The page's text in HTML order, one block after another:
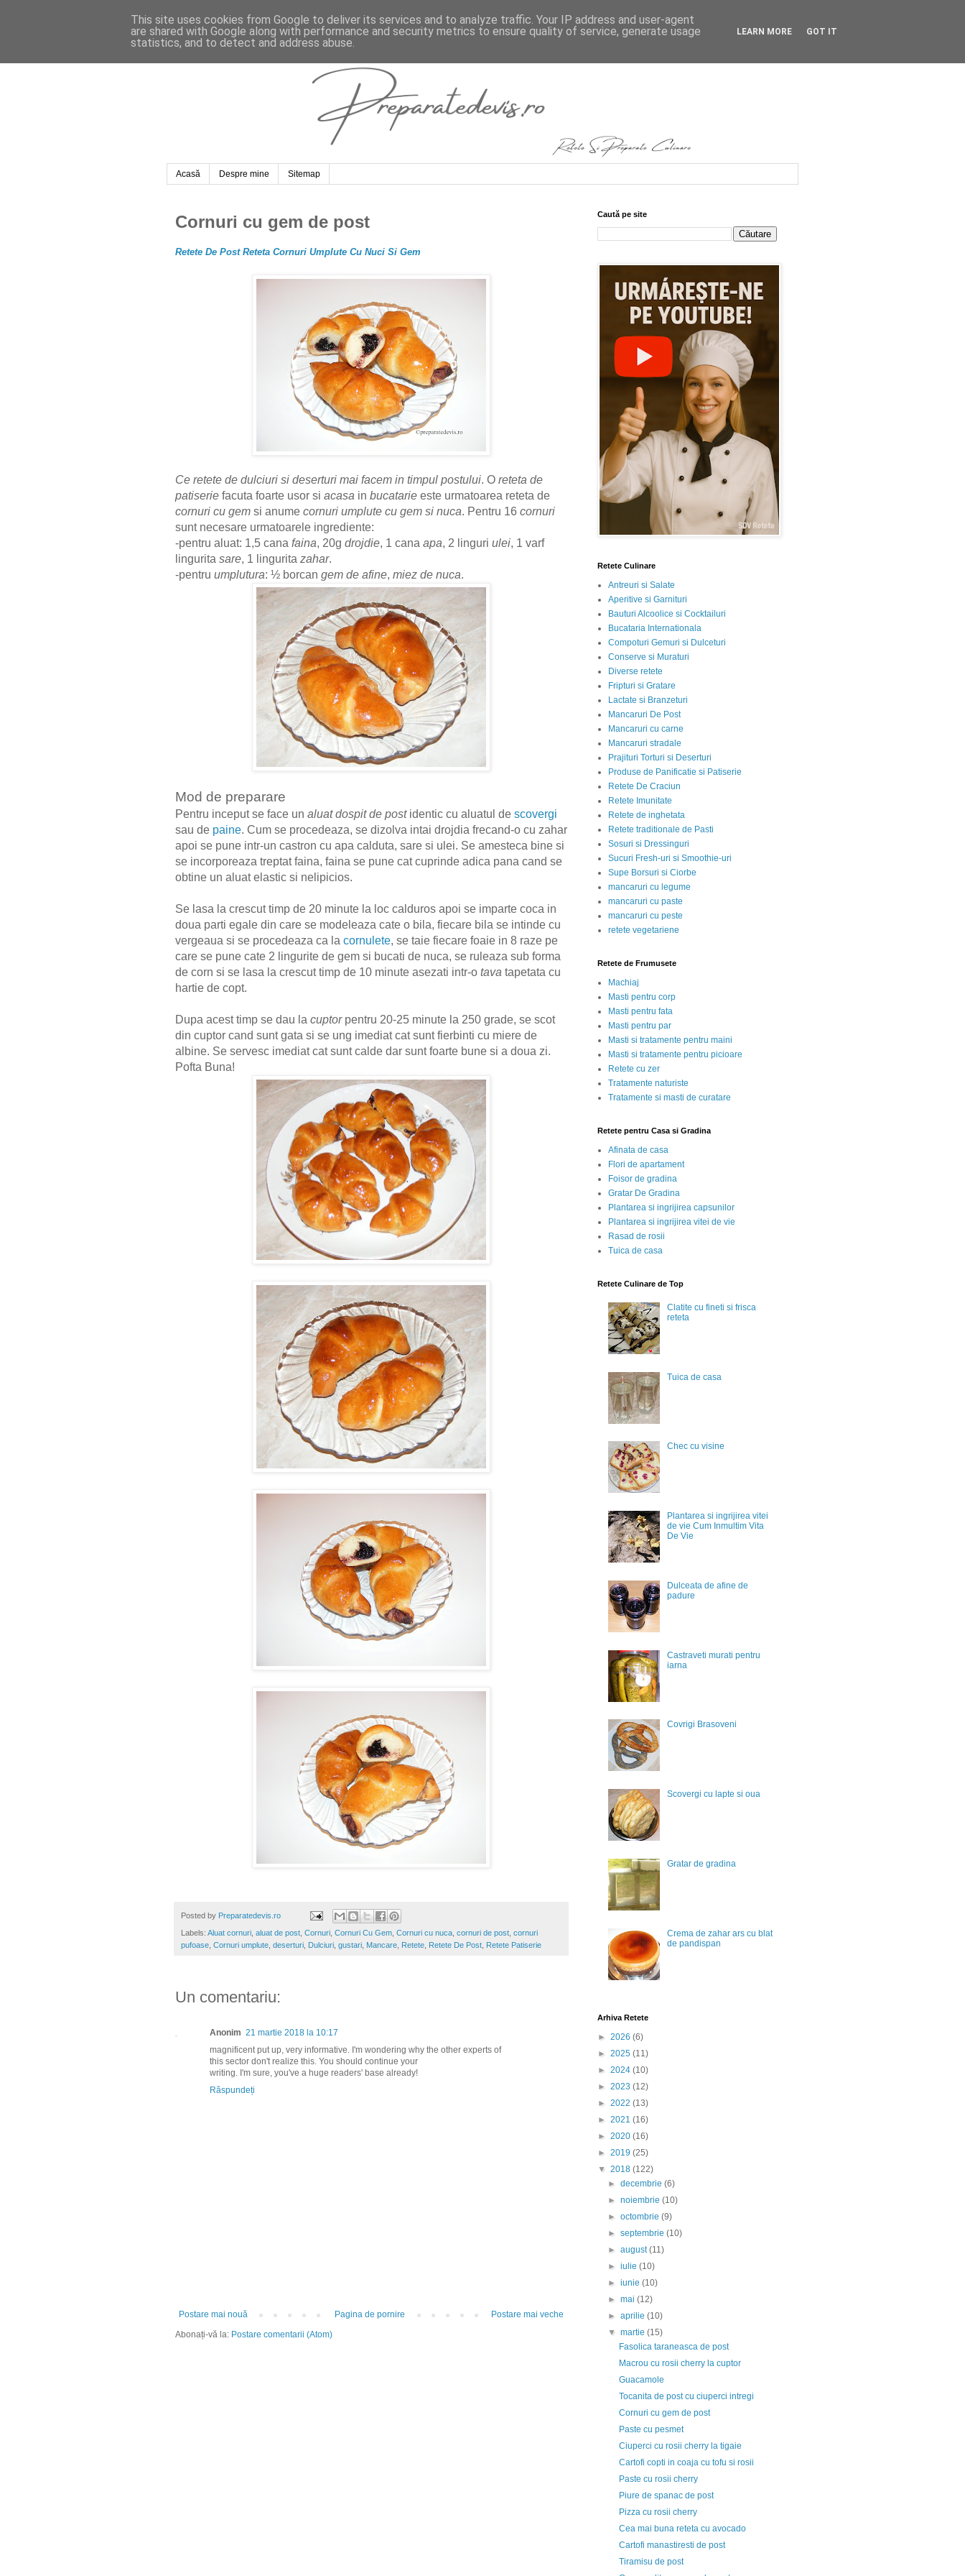
Acasă Despre mine Sitemap
Cornuri cu gem de post
Retete De Post Reteta Cornuri Umplute Cu Nuci Si Gem
Ce retete de dulciuri si deserturi mai facem in timpul postului. O reteta de
patiserie facuta foarte usor si acasa in bucatarie este urmatoarea reteta de
cornuri cu gem si anume cornuri umplute cu gem si nuca. Pentru 16 cornuri
sunt necesare urmatoarele ingrediente:
-pentru aluat: 1,5 cana faina, 20g drojdie, 1 cana apa, 2 linguri ulei, 1 varf
lingurita sare, 1 lingurita zahar.
-pentru umplutura: ½ borcan gem de afine, miez de nuca.
Mod de preparare
Pentru inceput se face un aluat dospit de postidentic cu aluatul de scovergi
sau de paine. Cum se procedeaza, se dizolva intai drojdia frecand-o cu zahar
apoi se pune intr-un castron cu apa calduta, sare si ulei. Se amesteca bine si
se incorporeaza treptat faina, faina se pune cat cuprinde adica pana cand se
obtine un aluat elastic si nelipicios.
Se lasa la crescut timp de 20 minute la loc calduros apoi se imparte coca in
doua parti egale din care se modeleaza cate o bila, fiecare bila se intinde cu
vergeaua si se procedeaza ca la cornulete, se taie fiecare foaie in 8 raze pe
care se pune cate 2 lingurite de gem si bucati de nuca, se ruleaza sub forma
de corn si se lasa la crescut timp de 10 minute asezati intr-o tava tapetata cu
hartie de copt.
Dupa acest timp se dau la cuptorpentru 20-25 minute la 250 grade, se scot
din cuptor cand sunt gata si se ung imediat cat sunt fierbinti cu miere de
albine. Se servesc imediat cat sunt calde dar sunt foarte bune si a doua zi.
Pofta Buna!
Posted by Preparatedevis.ro
Labels: Aluat cornuri aluat de post Cornuri Cornuri Cu Gem Cornuri cu nuca cornuri de post cornuri
pufoase Cornuri umplute deserturi Dulciuri gustari Mancare Retete Retete De Post Retete Patiserie
Un comentariu:
Anonim 21 martie 2018 la 10:17
magnificent put up, very informative. I'm wondering why the other experts of
this sector don't realize this. You should continue your
writing. I'm sure, you've a huge readers' base already!
Răspundeți
Postare mai nouă Postare mai veche
Pagina de pornire
Abonați-vă la: Postare comentarii (Atom)
Caută pe site
Retete Culinare
Antreuri si Salate
Aperitive si Garnituri
Bauturi Alcoolice si Cocktailuri
Bucataria Internationala
Compoturi Gemuri si Dulceturi
Conserve si Muraturi
Diverse retete
Fripturi si Gratare
Lactate si Branzeturi
Mancaruri De Post
Mancaruri cu carne
Mancaruri stradale
Prajituri Torturi si Deserturi
Produse de Panificatie si Patiserie
Retete De Craciun
Retete Imunitate
Retete de inghetata
Retete traditionale de Pasti
Sosuri si Dressinguri
Sucuri Fresh-uri si Smoothie-uri
Supe Borsuri si Ciorbe
mancaruri cu legume
mancaruri cu paste
mancaruri cu peste
retete vegetariene
Retete de Frumusete
Machiaj
Masti pentru corp
Masti pentru fata
Masti pentru par
Masti si tratamente pentru maini
Masti si tratamente pentru picioare
Retete cu zer
Tratamente naturiste
Tratamente si masti de curatare
Retete pentru Casa si Gradina
Afinata de casa
Flori de apartament
Foisor de gradina
Gratar De Gradina
Plantarea si ingrijirea capsunilor
Plantarea si ingrijirea vitei de vie
Rasad de rosii
Tuica de casa
Retete Culinare de Top
Clatite cu fineti si frisca
reteta
Tuica de casa
Chec cu visine
Plantarea si ingrijirea vitei
de vie Cum Inmultim Vita
De Vie
Dulceata de afine de
padure
Castraveti murati pentru
iarna
Covrigi Brasoveni
Scovergi cu lapte si oua
Gratar de gradina
Crema de zahar ars cu blat
de pandispan
Arhiva Retete
► 2026 (6)
► 2025 (11)
► 2024 (10)
► 2023 (12)
► 2022 (13)
► 2021 (16)
► 2020 (16)
► 2019 (25)
▼ 2018 (122)
►decembrie(6)
►noiembrie(10)
►octombrie(9)
►septembrie(10)
►august(11)
►iulie(10)
►iunie(10)
►mai(12)
►aprilie(10)
▼martie(15)
Fasolica taraneasca de post
Macrou cu rosii cherry la cuptor
Guacamole
Tocanita de post cu ciuperci intregi
Cornuri cu gem de post
Paste cu pesmet
Ciuperci cu rosii cherry la tigaie
Cartofi copti in coaja cu tofu si rosii
Paste cu rosii cherry
Piure de spanac de post
Pizza cu rosii cherry
Cea mai buna reteta cu avocado
Cartofi manastiresti de post
Tiramisu de post
This site uses cookies from Google to deliver its services and to analyze traffic. Your IP address and user-agent
are shared with Google along with performance and security metrics to ensure quality of service, generate usage
statistics, and to detect and address abuse.
LEARN MORE GOT IT